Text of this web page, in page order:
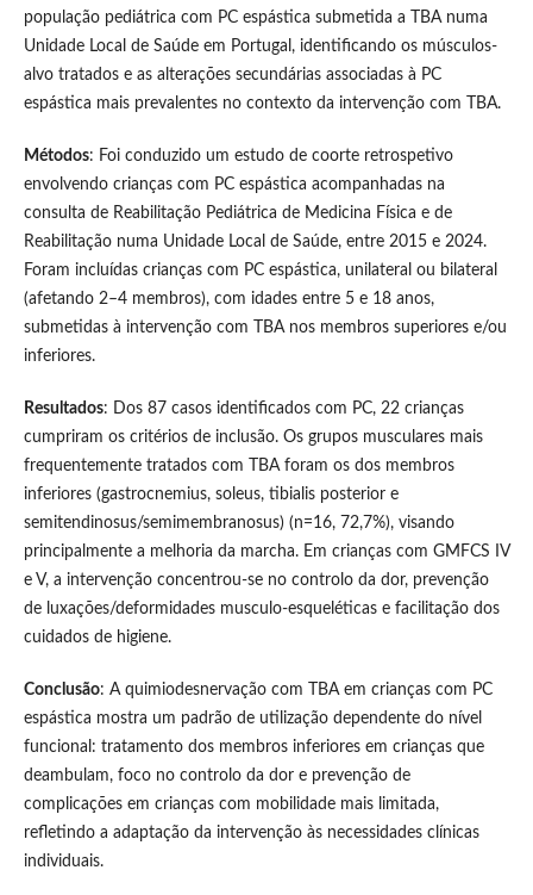
população pediátrica com PC espástica submetida a TBA numa
Unidade Local de Saúde em Portugal, identificando os músculos-
alvo tratados e as alterações secundárias associadas à PC
espástica mais prevalentes no contexto da intervenção com TBA.
Métodos: Foi conduzido um estudo de coorte retrospetivo
envolvendo crianças com PC espástica acompanhadas na
consulta de Reabilitação Pediátrica de Medicina Física e de
Reabilitação numa Unidade Local de Saúde, entre 2015 e 2024.
Foram incluídas crianças com PC espástica, unilateral ou bilateral
(afetando 2–4 membros), com idades entre 5 e 18 anos,
submetidas à intervenção com TBA nos membros superiores e/ou
inferiores.
Resultados: Dos 87 casos identificados com PC, 22 crianças
cumpriram os critérios de inclusão. Os grupos musculares mais
frequentemente tratados com TBA foram os dos membros
inferiores (gastrocnemius, soleus, tibialis posterior e
semitendinosus/semimembranosus) (n=16, 72,7%), visando
principalmente a melhoria da marcha. Em crianças com GMFCS IV
e V, a intervenção concentrou-se no controlo da dor, prevenção
de luxações/deformidades musculo-esqueléticas e facilitação dos
cuidados de higiene.
Conclusão: A quimiodesnervação com TBA em crianças com PC
espástica mostra um padrão de utilização dependente do nível
funcional: tratamento dos membros inferiores em crianças que
deambulam, foco no controlo da dor e prevenção de
complicações em crianças com mobilidade mais limitada,
refletindo a adaptação da intervenção às necessidades clínicas
individuais.